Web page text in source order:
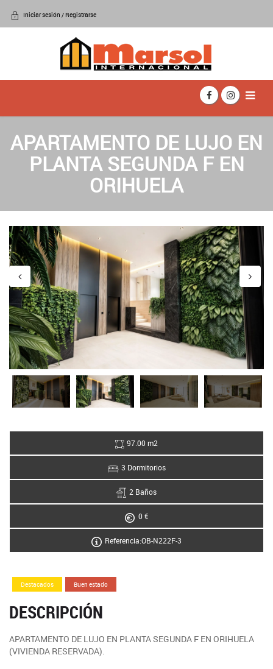
Iniciar sesión / Registrarse
APARTAMENTO DE LUJO EN
PLANTA SEGUNDA F EN
ORIHUELA
97.00 m2
3 Dormitorios
2 Baños
0 €
Referencia:OB-N222F-3
Destacados Buen estado
DESCRIPCIÓN
APARTAMENTO DE LUJO EN PLANTA SEGUNDA F EN ORIHUELA
(VIVIENDA RESERVADA).